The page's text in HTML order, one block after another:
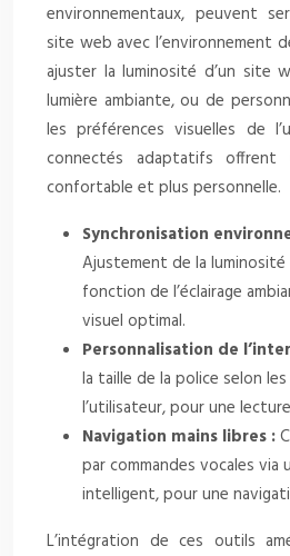
environnementaux, peuvent
site web avec l’environnement
ajuster la luminosité d’un site
lumière ambiante, ou de
les préférences visuelles de
connectés adaptatifs offrent
confortable et plus personnelle.
Synchronisation
Ajustement de la
fonction de l’éclairage
visuel optimal.
Personnalisation de
la taille de la police selon
l’utilisateur, pour une
Navigation mains libres :
par commandes vocales via
intelligent, pour une
L’intégration de ces outils